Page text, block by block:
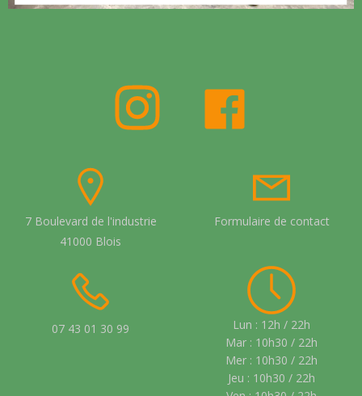
7 Boulevard de l'industrie
41000 Blois
Formulaire de contact
07 43 01 30 99
Lun : 12h / 22h
Mar : 10h30 / 22h
Mer : 10h30 / 22h
Jeu : 10h30 / 22h